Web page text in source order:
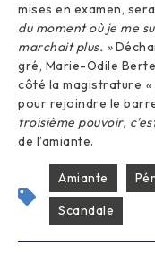
mises en examen,
du moment où je me
marchait plus. »
gré, Marie-Odile
côté la magistrature
pour rejoindre le
troisième pouvoir,
de l’amiante.
Amiante
Scandale